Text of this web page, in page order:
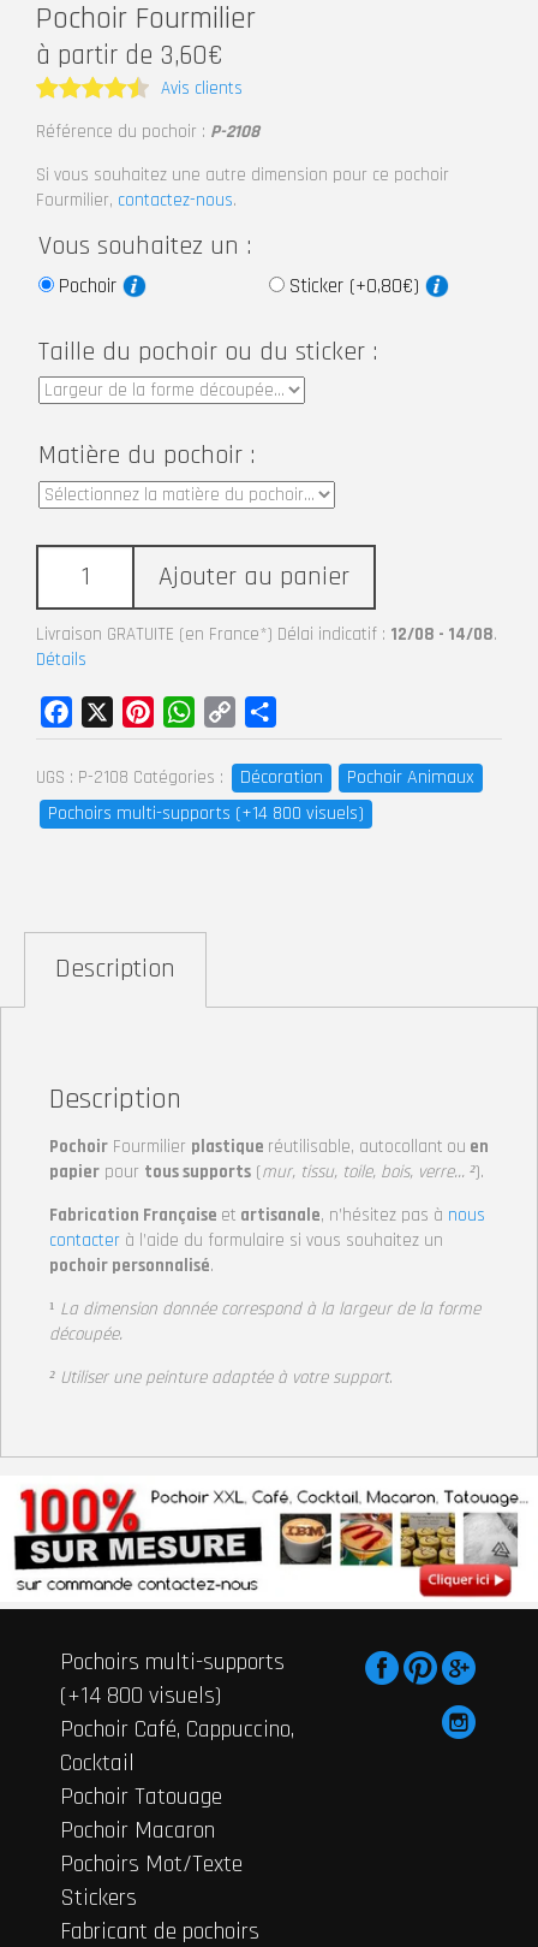
Pochoir Fourmilier
à partir de 3,60€
Note4.5
Avis clients
Référence du pochoir : P-2108
Si vous souhaitez une autre dimension pour ce pochoir
Fourmilier, contactez-nous.
Vous souhaitez un :
Pochoir Sticker (+0,80€)
Taille du pochoir ou du sticker :
Matière du pochoir :
Ajouter au panier
Livraison GRATUITE (en France*) Délai indicatif : 12/08 - 14/08.
Détails
UGS : P-2108 Catégories : Décoration
Pochoir Animaux
Pochoirs multi-supports (+14 800 visuels)
Facebook PinterestWhatsApp
Copy
Link
Description
Description
Pochoir Fourmilier plastique réutilisable, autocollant ou en
papier pour tous supports (mur, tissu, toile, bois, verre… ²).
Fabrication Française et artisanale, n’hésitez pas à nous
contacter à l’aide du formulaire si vous souhaitez un
pochoir personnalisé.
¹ La dimension donnée correspond à la largeur de la forme
découpée.
² Utiliser une peinture adaptée à votre support.
Pochoirs multi-supports
(+14 800 visuels)
Pochoir Café, Cappuccino,
Cocktail
Pochoir Tatouage
Pochoir Macaron
Pochoirs Mot/Texte
Stickers
Fabricant de pochoirs